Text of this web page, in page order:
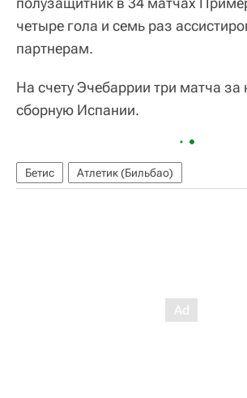
четыре гола и семь раз
партнерам.
На счету Эчебаррии три матча
сборную Испании.
Бетис Атлетик (Бильбао)